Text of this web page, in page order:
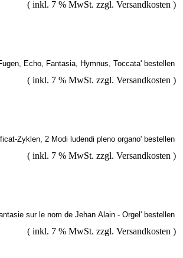
( inkl. 7 % MwSt. zzgl. Versandkosten )
( inkl. 7 % MwSt. zzgl. Versandkosten )
( inkl. 7 % MwSt. zzgl. Versandkosten )
( inkl. 7 % MwSt. zzgl. Versandkosten )